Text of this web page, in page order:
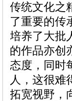
传统文化之
了重要的传
培养了大批
的作品亦创
态度，同时
人，这很难
拓宽视野，